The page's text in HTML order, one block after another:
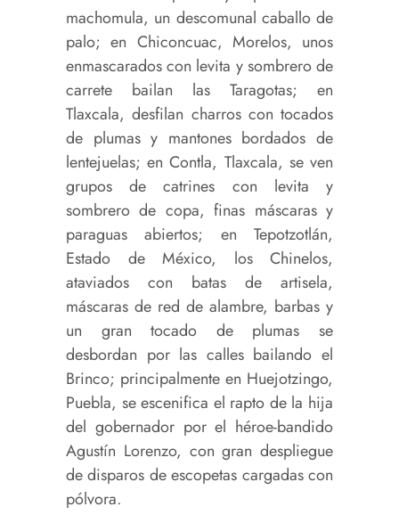
machomula, un descomunal caballo de
palo; en Chiconcuac, Morelos, unos
enmascarados con levita y sombrero de
carrete bailan las Taragotas; en
Tlaxcala, desfilan charros con tocados
de plumas y mantones bordados de
lentejuelas; en Contla, Tlaxcala, se ven
grupos de catrines con levita y
sombrero de copa, finas máscaras y
paraguas abiertos; en Tepotzotlán,
Estado de México, los Chinelos,
ataviados con batas de artisela,
máscaras de red de alambre, barbas y
un gran tocado de plumas se
desbordan por las calles bailando el
Brinco; principalmente en Huejotzingo,
Puebla, se escenifica el rapto de la hija
del gobernador por el héroe-bandido
Agustín Lorenzo, con gran despliegue
de disparos de escopetas cargadas con
pólvora.